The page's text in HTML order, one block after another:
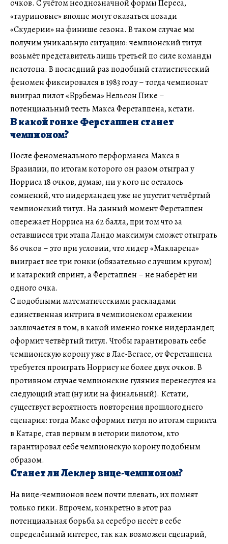
очков. С учётом неоднозначной формы Переса,
«тауриновые» вполне могут оказаться позади
«Скудерии» на финише сезона. В таком случае мы
получим уникальную ситуацию: чемпионский титул
возьмёт представитель лишь третьей по силе команды
пелотона. В последний раз подобный статистический
феномен фиксировался в 1983 году – тогда чемпионат
выиграл пилот «Брэбема» Нельсон Пике –
потенциальный тесть Макса Ферстаппена, кстати.
В какой гонке Ферстаппен станет
чемпионом?
После феноменального перформанса Макса в
Бразилии, по итогам которого он разом отыграл у
Норриса 18 очков, думаю, ни у кого не осталось
сомнений, что нидерландец уже не упустит четвёртый
чемпионский титул. На данный момент Ферстаппен
опережает Норриса на 62 балла, при том что за
оставшиеся три этапа Ландо максимум сможет отыграть
86 очков – это при условии, что лидер «Макларена»
выиграет все три гонки (обязательно с лучшим кругом)
и катарский спринт, а Ферстаппен – не наберёт ни
одного очка.
С подобными математическими раскладами
единственная интрига в чемпионском сражении
заключается в том, в какой именно гонке нидерландец
оформит четвёртый титул. Чтобы гарантировать себе
чемпионскую корону уже в Лас-Вегасе, от Ферстаппена
требуется проиграть Норрису не более двух очков. В
противном случае чемпионские гуляния перенесутся на
следующий этап (ну или на финальный). Кстати,
существует вероятность повторения прошлогоднего
сценария: тогда Макс оформил титул по итогам спринта
в Катаре, став первым в истории пилотом, кто
гарантировал себе чемпионскую корону подобным
образом.
Станет ли Леклер вице-чемпионом?
На вице-чемпионов всем почти плевать, их помнят
только гики. Впрочем, конкретно в этот раз
потенциальная борьба за серебро несёт в себе
определённый интерес, так как возможен сценарий,